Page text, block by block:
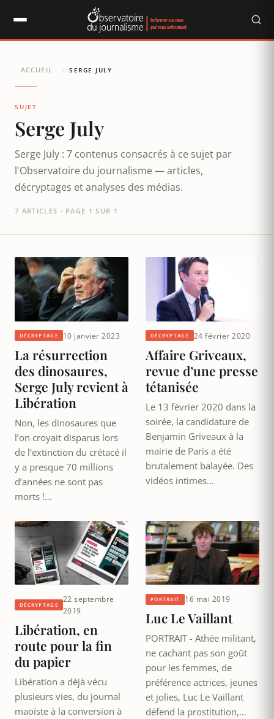
ACCUEIL / SERGE JULY
SUJET
Serge July
Serge July : 7 contenus consacrés à ce sujet par
l'Observatoire du journalisme — articles,
décryptages et analyses des médias.
7 ARTICLES · PAGE 1 SUR 1
DÉCRYPTAGE 10 janvier 2023
La résurrection
des dinosaures,
Serge July revient à
Libération
Non, les dinosaures que
l’on croyait disparus lors
de l’extinction du crétacé il
y a presque 70 millions
d’années ne sont pas
morts !…
DÉCRYPTAGE 24 février 2020
Affaire Griveaux,
revue d’une presse
tétanisée
Le 13 février 2020 dans la
soirée, la candidature de
Benjamin Griveaux à la
mairie de Paris a été
brutalement balayée. Des
vidéos intimes…
DÉCRYPTAGE
22 septembre
2019
Libération, en
route pour la fin
du papier
Libération a déjà vécu
plusieurs vies, du journal
maoïste à la conversion à
PORTRAIT 16 mai 2019
Luc Le Vaillant
PORTRAIT - Athée militant,
ne cachant pas son goût
pour les femmes, de
préférence actrices, jeunes
et jolies, Luc Le Vaillant
défend la prostitution,…
Panneau de gestion des cookies